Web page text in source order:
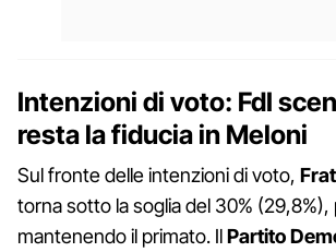
Intenzioni di voto: FdI
resta la fiducia in Meloni
Sul fronte delle intenzioni di voto,
torna sotto la soglia del 30% (29,8%),
mantenendo il primato. IlPartito